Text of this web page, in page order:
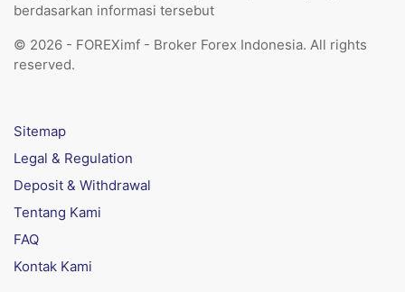
berdasarkan informasi tersebut
© 2026 - FOREXimf - Broker Forex Indonesia. All rights
reserved.
Sitemap
Legal & Regulation
Deposit & Withdrawal
Tentang Kami
FAQ
Kontak Kami